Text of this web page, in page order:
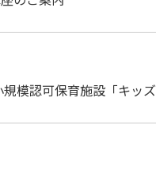
規模認可保育施設「キ